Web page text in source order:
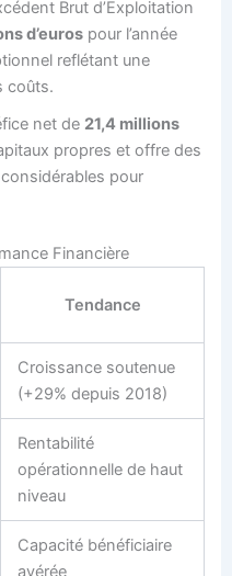
Brut d’Exploitation
d’euros pour l’année
reflétant une
coûts.
net de 21,4 millions
propres et offre des
pour
Financière
Tendance
Croissance soutenue
(+29% depuis 2018)
Rentabilité
opérationnelle de haut
niveau
Capacité bénéficiaire
avérée